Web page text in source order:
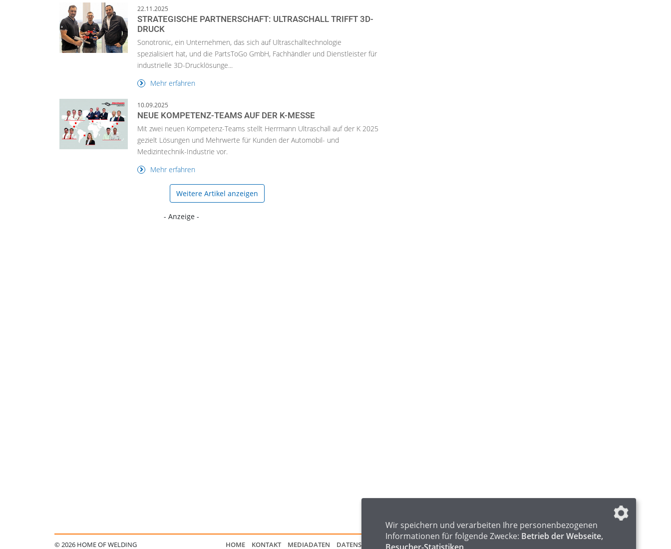
22.11.2025
STRATEGISCHE PARTNERSCHAFT: ULTRASCHALL TRIFFT 3D-
DRUCK
Sonotronic, ein Unternehmen, das sich auf Ultraschalltechnologie
spezialisiert hat, und die PartsToGo GmbH, Fachhändler und Dienstleister für
industrielle 3D-Drucklösunge...
Mehr erfahren
10.09.2025
NEUE KOMPETENZ-TEAMS AUF DER K-MESSE
Mit zwei neuen Kompetenz-Teams stellt Herrmann Ultraschall auf der K 2025
gezielt Lösungen und Mehrwerte für Kunden der Automobil- und
Medizintechnik-Industrie vor.
Mehr erfahren
Weitere Artikel anzeigen
- Anzeige -
© 2026 HOME OF WELDING HOME KONTAKT MEDIADATEN DATENSCHUTZ IMPRESSUM FAQ
Wir speichern und verarbeiten Ihre personenbezogenen
Informationen für folgende Zwecke: Betrieb der Webseite,